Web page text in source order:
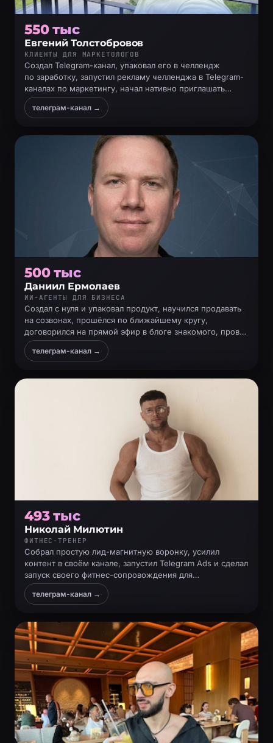
550 тыс
Евгений Толстобровов
КЛИЕНТЫ ДЛЯ МАРКЕТОЛОГОВ
Создал Telegram-канал, упаковал его в челлендж
по заработку, запустил рекламу челленджа в Telegram-
каналах по маркетингу, начал нативно приглашать
подписчиков на консультацию и продавать
телеграм-канал →
500 тыс
Даниил Ермолаев
ИИ-АГЕНТЫ ДЛЯ БИЗНЕСА
Создал с нуля и упаковал продукт, научился продавать
на созвонах, прошёлся по ближайшему кругу,
договорился на прямой эфир в блоге знакомого, провёл
его и позвал людей на консультацию, где сделал
продажи
телеграм-канал →
493 тыс
Николай Милютин
ФИТНЕС-ТРЕНЕР
Собрал простую лид-магнитную воронку, усилил
контент в своём канале, запустил Telegram Ads и сделал
запуск своего фитнес-сопровождения для
предпринимателей
телеграм-канал →